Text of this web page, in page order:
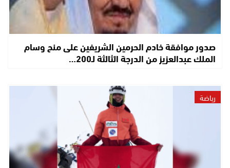
صدور موافقة خادم الحرمين الشريفين على منح وسام
الملك عبدالعزيز من الدرجة الثالثة لـ200…
رياضة